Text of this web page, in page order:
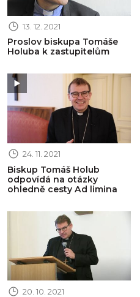
13. 12. 2021
Proslov biskupa Tomáše
Holuba k zastupitelům
Obrázek novinky
24. 11. 2021
Biskup Tomáš Holub
odpovídá na otázky
ohledně cesty Ad limina
Obrázek novinky
20. 10. 2021